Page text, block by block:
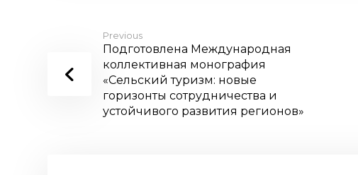
Previous
Подготовлена Международная
коллективная монография
«Сельский туризм: новые
горизонты сотрудничества и
устойчивого развития регионов»